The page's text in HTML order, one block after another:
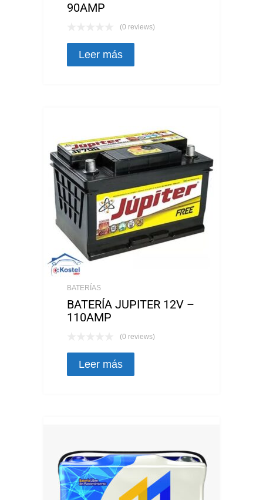
90AMP
(0 reviews)
Leer más
BATERÍAS
BATERÍA JUPITER 12V –
110AMP
(0 reviews)
Leer más